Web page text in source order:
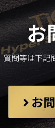
お
質問等は下記
お